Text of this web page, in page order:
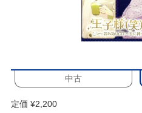
中古
定価 ¥2,200